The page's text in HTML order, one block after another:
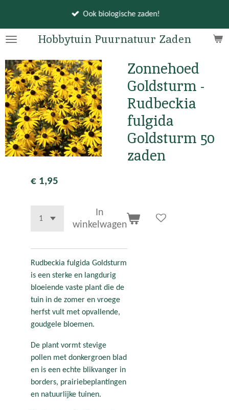
naar
hoofdinhoud
Hobbytuin Puurnatuur Zaden
Ook biologische zaden!
Zonnehoed
Goldsturm -
Rudbeckia
fulgida
Goldsturm 50
zaden
€ 1,95
In
winkelwagen
Rudbeckia fulgida Goldsturm
is een sterke en langdurig
bloeiende vaste plant die de
tuin in de zomer en vroege
herfst vult met opvallende,
goudgele bloemen.
De plant vormt stevige
pollen met donkergroen blad
en is een echte blikvanger in
borders, prairiebeplantingen
en natuurlijke tuinen.